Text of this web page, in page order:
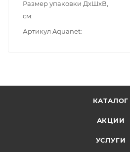
Размер упаковки ДxШxВ,
см
Артикул Aquanet
КАТАЛОГ
АКЦИИ
УСЛУГИ